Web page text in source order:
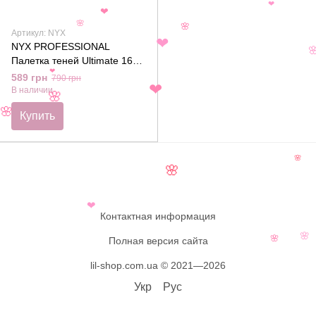
Артикул: NYX
NYX PROFESSIONAL
Палетка теней Ultimate 16
оттенков 04W Warm Neutrals
589 грн 790 грн
В наличии
Купить
Контактная информация
Полная версия сайта
lil-shop.com.ua © 2021—2026
Укр Рус
❤
❤
🌸
🌸
❤
❤
🌸
🌸
❤
🌸
🌸
🌸
❤
🌸